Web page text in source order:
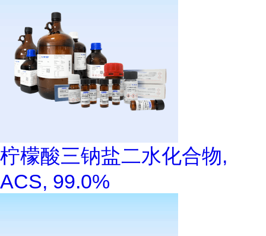
柠檬酸三钠盐二水化合物,
ACS, 99.0%